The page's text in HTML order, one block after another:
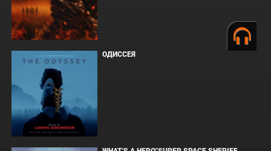
ОДИССЕЯ